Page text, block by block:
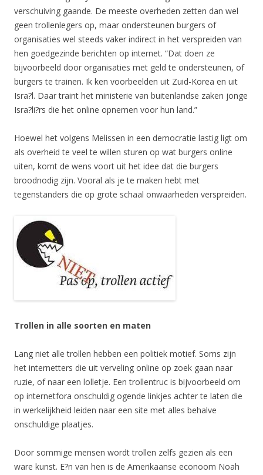
verschuiving gaande. De meeste overheden zetten dan wel
geen trollenlegers op, maar ondersteunen burgers of
organisaties wel steeds vaker indirect in het verspreiden van
hen goedgezinde berichten op internet. “Dat doen ze
bijvoorbeeld door organisaties met geld te ondersteunen, of
burgers te trainen. Ik ken voorbeelden uit Zuid-Korea en uit
Isra?l. Daar traint het ministerie van buitenlandse zaken jonge
Isra?li?rs die het online opnemen voor hun land.”
Hoewel het volgens Melissen in een democratie lastig ligt om
als overheid te veel te willen sturen op wat burgers online
uiten, komt de wens voort uit het idee dat die burgers
broodnodig zijn. Vooral als je te maken hebt met
tegenstanders die op grote schaal onwaarheden verspreiden.
Trollen in alle soorten en maten
Lang niet alle trollen hebben een politiek motief. Soms zijn
het internetters die uit verveling online op zoek gaan naar
ruzie, of naar een lolletje. Een trollentruc is bijvoorbeeld om
op internetfora onschuldig ogende linkjes achter te laten die
in werkelijkheid leiden naar een site met alles behalve
onschuldige plaatjes.
Door sommige mensen wordt trollen zelfs gezien als een
ware kunst. E?n van hen is de Amerikaanse econoom Noah